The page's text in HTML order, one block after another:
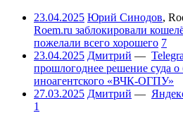
23.04.2025 Юрий Синодов,
Roem.ru заблокировали
пожелали всего хорошего 7
23.04.2025 Дмитрий —
прошлогоднее решение суда о
иноагентского «ВЧК-ОГПУ»
27.03.2025 Дмитрий —
1